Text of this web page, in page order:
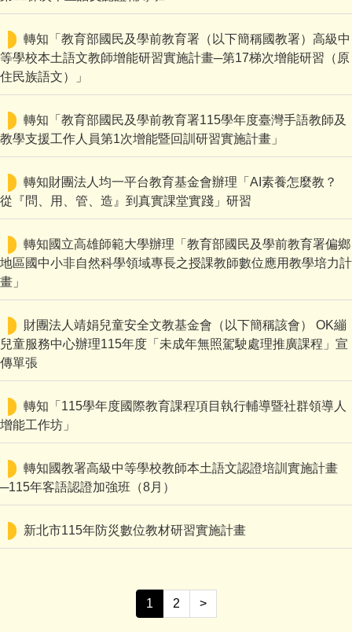
轉知「教育部國民及學前教育署（以下簡稱國教署）高級中
等學校本土語文教師增能研習實施計畫─第17梯次增能研習（原
住民族語文）」
轉知「教育部國民及學前教育署115學年度臺灣手語教師及
教學支援工作人員第1次增能暨回訓研習實施計畫」
轉知財團法人均一平台教育基金會辦理「AI素養怎麼教？
從『問、用、管、造』到真實課堂實踐」研習
轉知國立高雄師範大學辦理「教育部國民及學前教育署偏鄉
地區國中小非自然科學領域專長之授課教師數位應用教學培力計
畫」
財團法人靖娟兒童安全文教基金會（以下簡稱該會） OK繃
兒童服務中心辦理115年度「未成年無照駕駛處理推廣課程」宣
傳單張
轉知「115學年度國際教育課程項目執行輔導暨社群領導人
增能工作坊」
轉知國教署高級中等學校教師本土語文認證培訓實施計畫
─115年客語認證加強班（8月）
新北市115年防災數位教材研習實施計畫
1 2 >